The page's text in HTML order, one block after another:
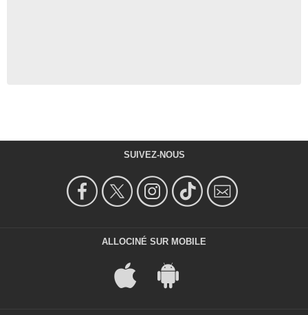
SUIVEZ-NOUS
ALLOCINÉ SUR MOBILE